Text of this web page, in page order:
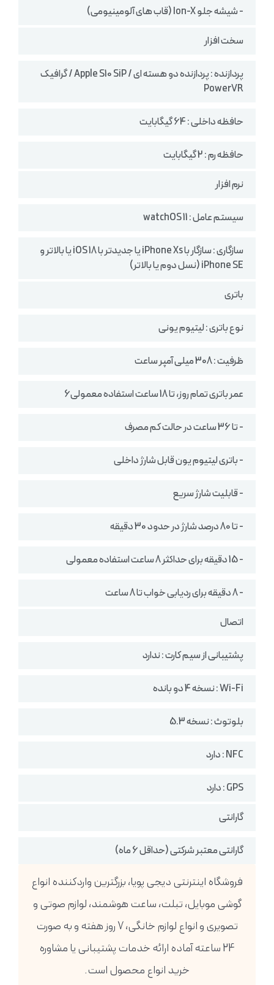
- شیشه جلو Ion-X (قاب های آلومینیومی)
سخت افزار
پردازنده : پردازنده دو هسته ای / Apple S10 SiP / گرافیک
PowerVR
حافظه داخلی : 64 گیگابایت
حافظه رم : 2 گیگابایت
نرم افزار
سیستم عامل : watchOS 11
سازگاری : سازگار با iPhone Xs یا جدیدتر با iOS 18 یا بالاتر و
iPhone SE (نسل دوم یا بالاتر)
باتری
نوع باتری : لیتیوم یونی
ظرفیت : 308 میلی آمپر ساعت
عمر باتری تمام روز، تا 18 ساعت استفاده معمولی6
- تا 36 ساعت در حالت کم مصرف
- باتری لیتیوم یون قابل شارژ داخلی
- قابلیت شارژ سریع
- تا 80 درصد شارژ در حدود 30 دقیقه
- 15 دقیقه برای حداکثر 8 ساعت استفاده معمولی
- 8 دقیقه برای ردیابی خواب تا 8 ساعت
اتصال
پشتیبانی از سیم کارت : ندارد
Wi-Fi : نسخه 4 دو بانده
بلوتوث : نسخه 5.3
NFC : دارد
GPS : دارد
گارانتی
گارانتی معتبر شرکتی (حداقل 6 ماه)
فروشگاه اینترنتی دیجی پویا، بزرگترین واردکننده انواع
گوشی موبایل، تبلت، ساعت هوشمند، لوازم صوتی و
تصویری و انواع لوازم خانگی، 7 روز هفته و به صورت
24 ساعته آماده ارائه خدمات پشتیبانی یا مشاوره
خرید انواع محصول است.